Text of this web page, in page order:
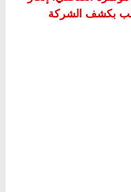
بكشف الشركة